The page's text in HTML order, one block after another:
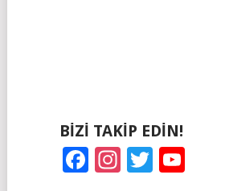
BIZI TAKIP EDIN!
Facebook
Instagram
Twitter